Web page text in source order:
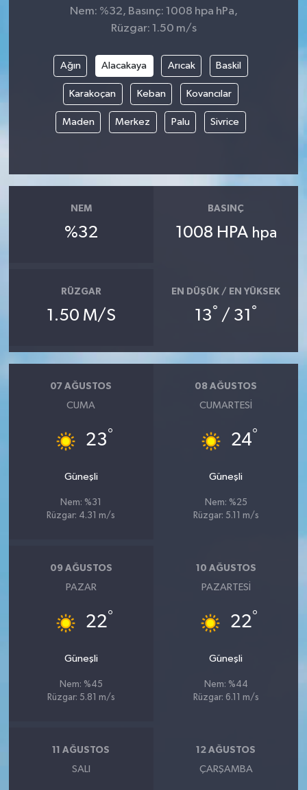
Nem: %32, Basınç: 1008 hpa hPa,
Rüzgar: 1.50 m/s
Ağın Alacakaya Arıcak Baskil
Karakoçan Keban Kovancılar
Maden Merkez Palu Sivrice
NEM
%32
BASINÇ
1008 HPA hpa
RÜZGAR
1.50 M/S
EN DÜŞÜK / EN YÜKSEK
13° / 31 °
07 AĞUSTOS
CUMA
23°
Güneşli
Nem: %31
Rüzgar: 4.31 m/s
08 AĞUSTOS
CUMARTESI
24°
Güneşli
Nem: %25
Rüzgar: 5.11 m/s
09 AĞUSTOS
PAZAR
22°
Güneşli
Nem: %45
Rüzgar: 5.81 m/s
10 AĞUSTOS
PAZARTESI
22°
Güneşli
Nem: %44
Rüzgar: 6.11 m/s
11 AĞUSTOS
SALI
12 AĞUSTOS
ÇARŞAMBA